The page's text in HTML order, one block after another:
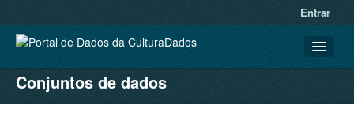
Entrar
CONJUNTOS DE DADOS
ORGANIZAÇÕES
Conjuntos de dados